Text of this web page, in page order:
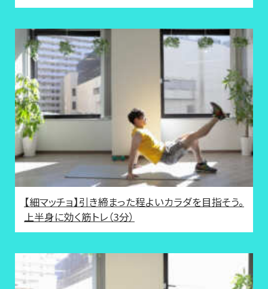
【細マッチョ】引き締まった程よいカラダを目指そう。
上半身に効く筋トレ（3分）